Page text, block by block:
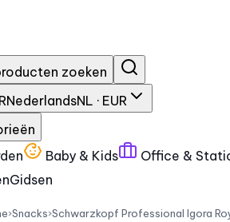
zoeken
NederlandsNL · EUR
Baby & Kids Office &
Gidsen
›Snacks›Schwarzkopf Professional Igora